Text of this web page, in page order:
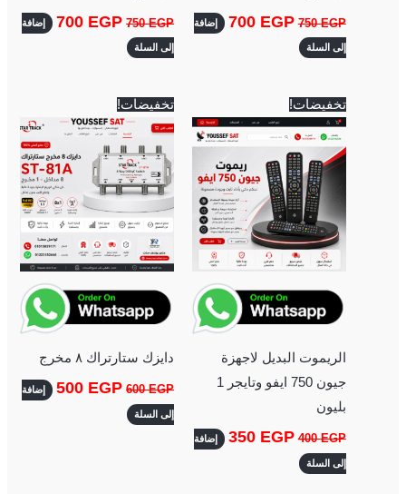
750EGP
700 EGP إضافة
إلى السلة
750EGP
700 EGP إضافة
إلى السلة
تخفيضات!
الريموت البديل لاجهزة
جيون 750 ايفو وتايجر 1
بليون
400EGP
السعر
الأصلي
هو:
350 EGP
الحالي
هو:
350 EGP.
إضافة
إلى السلة
تخفيضات!
دايزك ستارتراك ٨ مخرج
600EGP
السعر
الأصلي
هو:
600 EGP.
500 EGP
هو:
500 EGP.
إضافة
إلى السلة